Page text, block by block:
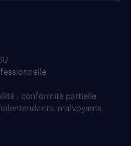
: conformité partielle
malvoyants